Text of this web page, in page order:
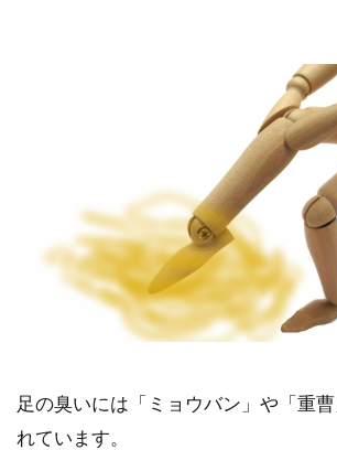
足の臭いには「ミョウバン」や「重
れています。